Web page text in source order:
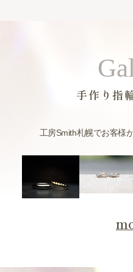
手作り指
工房Smith札幌でお客様